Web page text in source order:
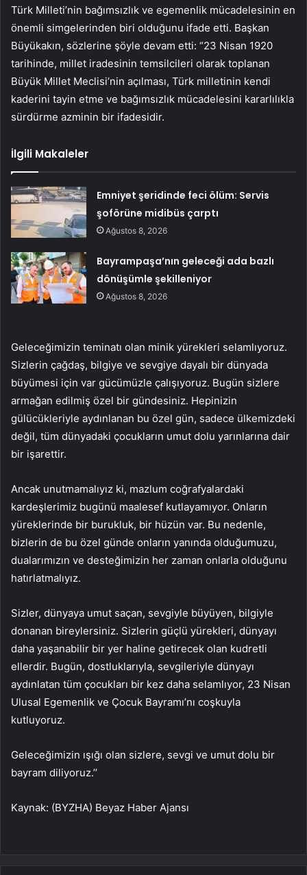
Türk Milleti’nin bağımsızlık ve egemenlik mücadelesinin en
önemli simgelerinden biri olduğunu ifade etti. Başkan
Büyükakın, sözlerine şöyle devam etti: “23 Nisan 1920
tarihinde, millet iradesinin temsilcileri olarak toplanan
Büyük Millet Meclisi’nin açılması, Türk milletinin kendi
kaderini tayin etme ve bağımsızlık mücadelesini kararlılıkla
sürdürme azminin bir ifadesidir.
İlgili Makaleler
Emniyet şeridinde feci ölüm: Servis
şoförüne midibüs çarptı
Ağustos 8, 2026
Bayrampaşa’nın geleceği ada bazlı
dönüşümle şekilleniyor
Ağustos 8, 2026
Geleceğimizin teminatı olan minik yürekleri selamlıyoruz.
Sizlerin çağdaş, bilgiye ve sevgiye dayalı bir dünyada
büyümesi için var gücümüzle çalışıyoruz. Bugün sizlere
armağan edilmiş özel bir gündesiniz. Hepinizin
gülücükleriyle aydınlanan bu özel gün, sadece ülkemizdeki
değil, tüm dünyadaki çocukların umut dolu yarınlarına dair
bir işarettir.
Ancak unutmamalıyız ki, mazlum coğrafyalardaki
kardeşlerimiz bugünü maalesef kutlayamıyor. Onların
yüreklerinde bir burukluk, bir hüzün var. Bu nedenle,
bizlerin de bu özel günde onların yanında olduğumuzu,
dualarımızın ve desteğimizin her zaman onlarla olduğunu
hatırlatmalıyız.
Sizler, dünyaya umut saçan, sevgiyle büyüyen, bilgiyle
donanan bireylersiniz. Sizlerin güçlü yürekleri, dünyayı
daha yaşanabilir bir yer haline getirecek olan kudretli
ellerdir. Bugün, dostluklarıyla, sevgileriyle dünyayı
aydınlatan tüm çocukları bir kez daha selamlıyor, 23 Nisan
Ulusal Egemenlik ve Çocuk Bayramı’nı coşkuyla
kutluyoruz.
Geleceğimizin ışığı olan sizlere, sevgi ve umut dolu bir
bayram diliyoruz.’’
Kaynak: (BYZHA) Beyaz Haber Ajansı